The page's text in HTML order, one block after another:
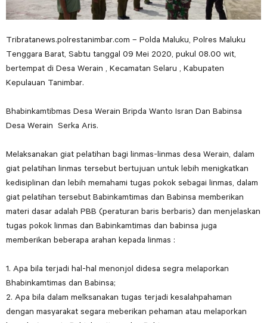
Tribratanews.polrestanimbar.com – Polda Maluku, Polres Maluku
Tenggara Barat, Sabtu tanggal 09 Mei 2020, pukul 08.00 wit,
bertempat di Desa Werain , Kecamatan Selaru , Kabupaten
Kepulauan Tanimbar.
Bhabinkamtibmas Desa Werain Bripda Wanto Isran Dan Babinsa
Desa Werain Serka Aris.
Melaksanakan giat pelatihan bagi linmas-linmas desa Werain, dalam
giat pelatihan linmas tersebut bertujuan untuk lebih menigkatkan
kedisiplinan dan lebih memahami tugas pokok sebagai linmas, dalam
giat pelatihan tersebut Babinkamtimas dan Babinsa memberikan
materi dasar adalah PBB (peraturan baris berbaris) dan menjelaskan
tugas pokok linmas dan Babinkamtimas dan babinsa juga
memberikan beberapa arahan kepada linmas :
1. Apa bila terjadi hal-hal menonjol didesa segra melaporkan
Bhabinkamtimas dan Babinsa;
2. Apa bila dalam melksanakan tugas terjadi kesalahpahaman
dengan masyarakat segara meberikan pehaman atau melaporkan